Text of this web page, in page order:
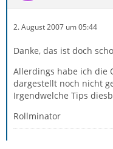
2. August 2007 um 05:44
Danke, das ist doch
Allerdings habe ich die
dargestellt noch nicht
Irgendwelche Tips
Rollminator